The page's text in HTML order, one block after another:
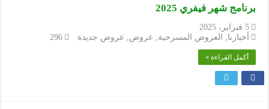
برنامج شهر فيفري 2025
5 فبراير، 2025
أخبارنا, العروض المسرحية, عروض, عروض جديدة 296
أكمل القراءة »